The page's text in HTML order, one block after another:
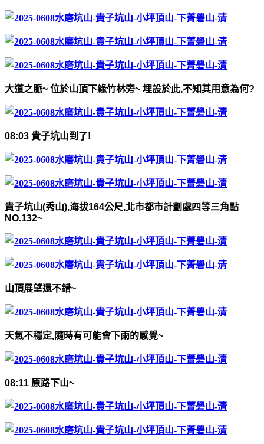
大道之脈~ 位於山頂下緣竹林旁~ 埋設於此,不知其用意為何?
08:03 貴子坑山到了!
貴子坑山(秀山),海拔164公尺,北市都市計劃處四等三角點
NO.132~
山頂展望還不錯~
天氣不穩定,隨時有可能會下雨的感覺~
08:11 原路下山~